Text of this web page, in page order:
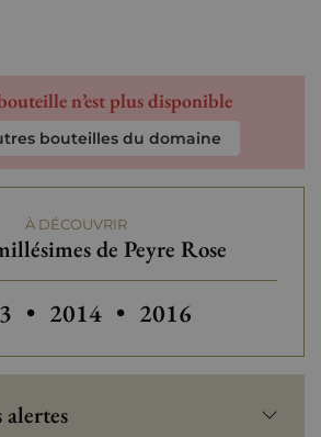
n’est plus disponible
bouteilles du domaine
À DÉCOUVRIR
de Peyre Rose
millésimes de Peyre Rose
• Autres millésimes de Peyre
2014 • 2016
alertes